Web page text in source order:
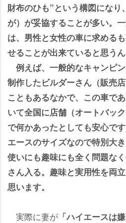
財布のひも”という構図になり
が）が妥協することが多い。
は、男性と女性の車に求める
せることが出来ていると思うん
例えば、一般的なキャンピ
制作したビルダーさん（販売
こともあるなかで、この車で
いて全国に店舗（オートバッ
で何かあったとしても安心で
エースのサイズなので特別大
使いにも趣味にも全く問題な
さん入る。趣味と実用性を両
思います。
実際に妻が 「ハイエースは